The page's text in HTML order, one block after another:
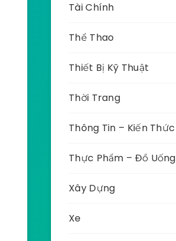
Tài Chính
Thể Thao
Thiết Bị Kỹ Thuật
Thời Trang
Thông Tin – Kiến Thức
Thực Phẩm – Đồ Uống
Xây Dựng
Xe